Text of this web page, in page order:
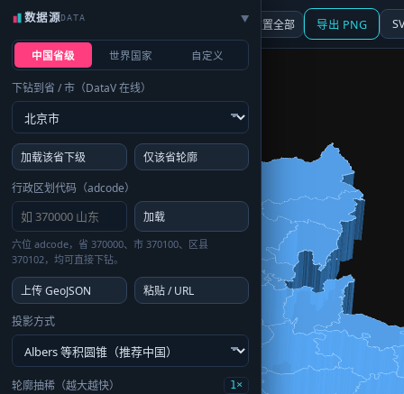
☰ 面板 地图 重置全部 导出 PNG
数据源DATA ▶
中国省级 世界国家 自定义
下钻到省 / 市（DataV 在线）
加载该省下级
仅该省轮廓
行政区划代码（adcode）
加载
六位 adcode，省 370000、市 370100、区县
370102，均可直接下钻。
上传 GeoJSON
粘贴 / URL
投影方式
轮廓抽稀（越大越快） 1×